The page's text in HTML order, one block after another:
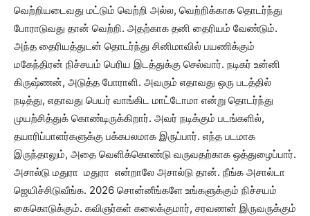
வெற்றியடைவது மட்டும் வெற்றி அல்ல, வெற்றிக்காக தொடர்ந்து
போராடுவது தான் வெற்றி. அதற்காக தனி தைரியம் வேண்டும்.
அந்த தைரியத்துடன் தொடர்ந்து சினிமாவில் பயணிக்கும்
மகேந்திரன் நிச்சயம் பெரிய இடத்துக்கு செல்வார். நடிகர் உன்னி
கிருஷ்ணன், அடுத்த போராளி. அவரும் எதாவது ஒரு படத்தில்
நடித்து, எதாவது பெயர் வாங்கிட மாட்டோமா என்று தொடர்ந்து
முயற்சித்துக் கொண்டிருக்கிறார். அவர் நடிக்கும் படங்களில்,
தயாரிப்பாளர்களுக்கு பக்கபலமாக இருப்பார். எந்த படமாக
இருந்தாலும், அதை வெளிக்கொண்டு வருவதற்காக ஒத்துழைப்பார்.
அசால்டு மதுரா மதுரா என்றாலே அசால்டு தான். நீங்க அசால்டா
ஜெயிச்சிடுவீங்க. 2026 சொன்னீங்களே உங்களுக்கும் நிச்சயம்
கைகொடுக்கும். கவிஞர்கள் கலைக்குமார், சரவணன் இருவருக்கும்